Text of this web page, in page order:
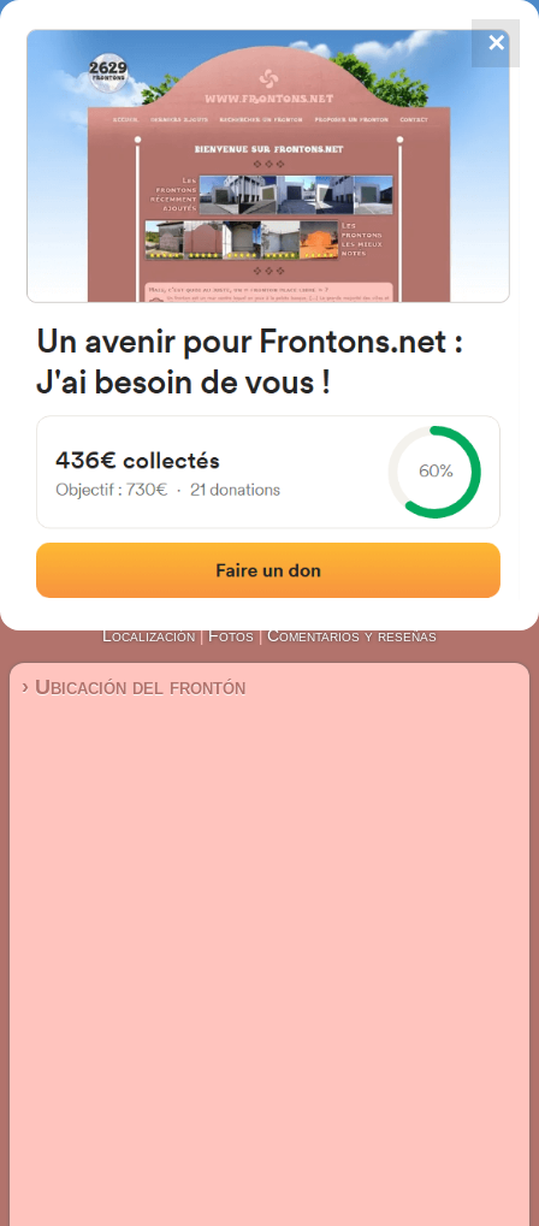
FRONTONS.NET
BUSCAR UN FRONTÓN
AÑADIR UN FRONTÓN
4784
frontones
12596 Torreblanca, Castelló
Avinguda del Camp d'Esports 25
España
#4388
Localización|Fotos|Comentarios y reseñas
› Ubicación del frontón
✕